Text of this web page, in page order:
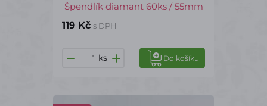
Špendlík diamant 60ks / 55mm
119 Kč s DPH
ks Do košíku